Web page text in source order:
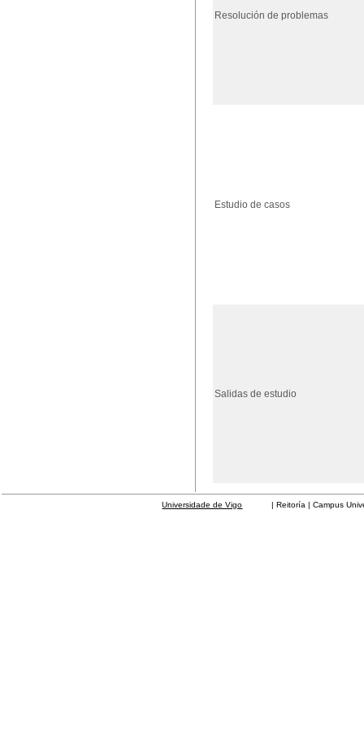
Resolución de problemas
Estudio de casos
Salidas de estudio
Universidade de Vigo | Reitoría | Campus